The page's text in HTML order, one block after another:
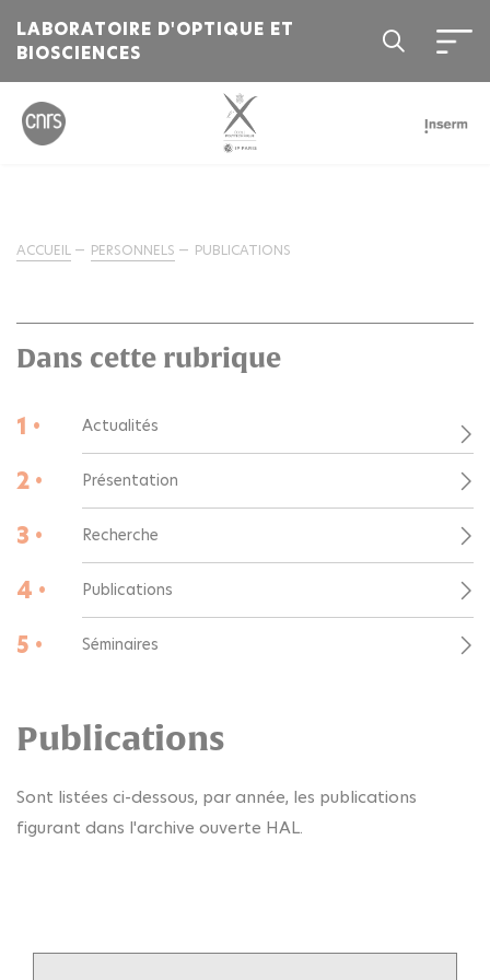
LABORATOIRE D'OPTIQUE ET
BIOSCIENCES
ACCUEIL PERSONNELS PUBLICATIONS
Dans cette rubrique
1 • Actualités
2 • Présentation
3 • Recherche
4 • Publications
5 • Séminaires
Publications
Sont listées ci-dessous, par année, les publications
figurant dans l'archive ouverte HAL.